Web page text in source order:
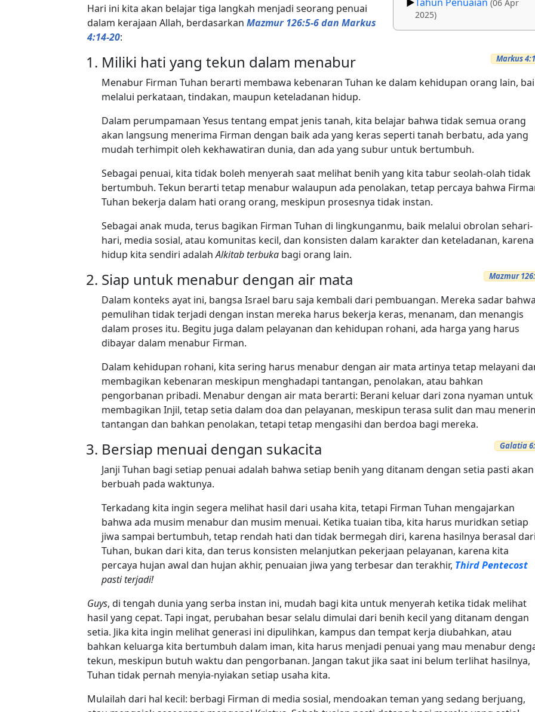
(06 Apr
2025)
Hari ini kita akan belajar tiga langkah menjadi seorang penuai
dalam kerajaan Allah, berdasarkan Mazmur 126:5-6 dan Markus
4:14-20:
Markus
Miliki hati yang tekun dalam menabur
Menabur Firman Tuhan berarti membawa kebenaran Tuhan ke dalam kehidupan orang lain,
melalui perkataan, tindakan, maupun keteladanan hidup.
Dalam perumpamaan Yesus tentang empat jenis tanah, kita belajar bahwa tidak semua orang
akan langsung menerima Firman dengan baik ada yang keras seperti tanah berbatu, ada yang
mudah terhimpit oleh kekhawatiran dunia, dan ada yang subur untuk bertumbuh.
Sebagai penuai, kita tidak boleh menyerah saat melihat benih yang kita tabur seolah-olah tidak
bertumbuh. Tekun berarti tetap menabur walaupun ada penolakan, tetap percaya bahwa
Tuhan bekerja dalam hati orang orang, meskipun prosesnya tidak instan.
Sebagai anak muda, terus bagikan Firman Tuhan di lingkunganmu, baik melalui obrolan sehari-
hari, media sosial, atau komunitas kecil, dan konsisten dalam karakter dan keteladanan, karena
hidup kita sendiri adalahAlkitab terbuka bagi orang lain.
Mazmur
Siap untuk menabur dengan air mata
Dalam konteks ayat ini, bangsa Israel baru saja kembali dari pembuangan. Mereka sadar
pemulihan tidak terjadi dengan instan mereka harus bekerja keras, menanam, dan menangis
dalam proses itu. Begitu juga dalam pelayanan dan kehidupan rohani, ada harga yang harus
dibayar dalam menabur Firman.
Dalam kehidupan rohani, kita sering harus menabur dengan air mata artinya tetap melayani
membagikan kebenaran meskipun menghadapi tantangan, penolakan, atau bahkan
pengorbanan pribadi. Menabur dengan air mata berarti: Berani keluar dari zona nyaman untuk
membagikan Injil, tetap setia dalam doa dan pelayanan, meskipun terasa sulit dan mau
tantangan dan bahkan penolakan, tetapi tetap mengasihi dan berdoa bagi mereka.
Galatia
Bersiap menuai dengan sukacita
Janji Tuhan bagi setiap penuai adalah bahwa setiap benih yang ditanam dengan setia pasti akan
berbuah pada waktunya.
Terkadang kita ingin segera melihat hasil dari usaha kita, tetapi Firman Tuhan mengajarkan
bahwa ada musim menabur dan musim menuai. Ketika tuaian tiba, kita harus muridkan setiap
jiwa sampai bertumbuh, tetap rendah hati dan tidak bermegah diri, karena hasilnya berasal
Tuhan, bukan dari kita, dan terus konsisten melanjutkan pekerjaan pelayanan, karena kita
percaya hujan awal dan hujan akhir, penuaian jiwa yang terbesar dan terakhir, Third Pentecost
pasti terjadi!
Guys, di tengah dunia yang serba instan ini, mudah bagi kita untuk menyerah ketika tidak melihat
hasil yang cepat. Tapi ingat, perubahan besar selalu dimulai dari benih kecil yang ditanam dengan
setia. Jika kita ingin melihat generasi ini dipulihkan, kampus dan tempat kerja diubahkan, atau
bahkan keluarga kita bertumbuh dalam iman, kita harus menjadi penuai yang mau menabur
tekun, meskipun butuh waktu dan pengorbanan. Jangan takut jika saat ini belum terlihat hasilnya,
Tuhan tidak pernah menyia-nyiakan setiap usaha kita.
Mulailah dari hal kecil: berbagi Firman di media sosial, mendoakan teman yang sedang berjuang,